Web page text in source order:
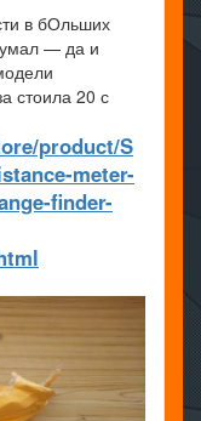
в бОльших
— да и
стоила 20 с
product/S
meter-
finder-